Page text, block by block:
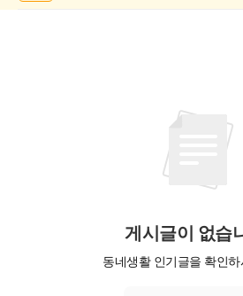
록
게시글이 없습
동네생활 인기글을 확인